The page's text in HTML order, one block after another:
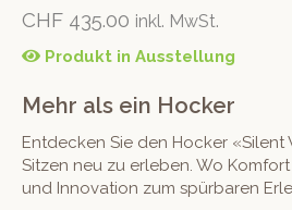
CHF 435.00 inkl. MwSt.
Produkt in Ausstellung
Mehr als ein Hocker
Entdecken Sie den Hocker «Silent
Sitzen neu zu erleben. Wo
und Innovation zum spürbaren